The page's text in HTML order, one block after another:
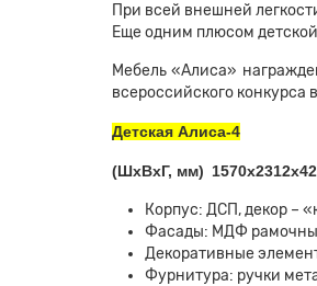
При всей внешней
Еще одним плюсом
Мебель «Алиса»
всероссийского
Детская Алиса-4
(ШхВхГ, мм)
Корпус: ДСП, декор –
Фасады: МДФ
Декоративные
Фурнитура: ручки